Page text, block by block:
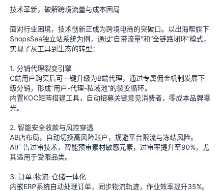
技术革新，破解跨境流量与成本困局
面对行业困境，技术创新正成为跨境电商的突破口。以出海帮旗下
ShopsSea独立站系统为例，通过“自带流量”和“全链路闭环”模式，
实现了从工具到生态的转型：
1. 分销代理裂变引擎
C端用户购买后可一键升级为B端代理，通过专属佣金机制发展下
级分销，形成“用户-代理-私域池”的裂变循环。
内置KOC矩阵搭建工具，自动招募关键意见消费者，零成本品牌曝
光。
2. 智能安全收款与风控穿透
AB店布局，自动切换高风险账户，规避平台限流与冻结风险。
AI广告过审技术，智能预审素材敏感元素，过审率提升至90%，尤
其适用于受限品类。
3. 订单-物流-仓储一体化
内嵌ERP系统自动处理订单，同步物流轨迹，作业效率提升35%。